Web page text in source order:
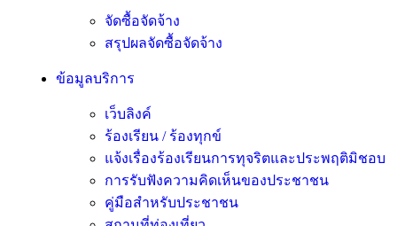
จัดซื้อจัดจ้าง
สรุปผลจัดซื้อจัดจ้าง
ข้อมูลบริการ
เว็บลิงค์
ร้องเรียน / ร้องทุกข์
แจ้งเรื่องร้องเรียนการทุจริตและประพฤติมิชอบ
การรับฟังความคิดเห็นของประชาชน
คู่มือสำหรับประชาชน